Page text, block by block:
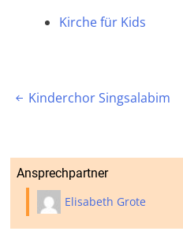
Kirche für Kids
Beitragsnavigation
 Kinderchor Singsalabim
Ansprechpartner
Elisabeth Grote